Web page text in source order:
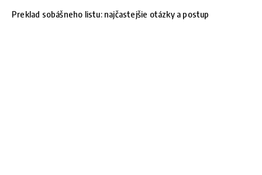
Preklad sobášneho listu: najčastejšie otázky a postup